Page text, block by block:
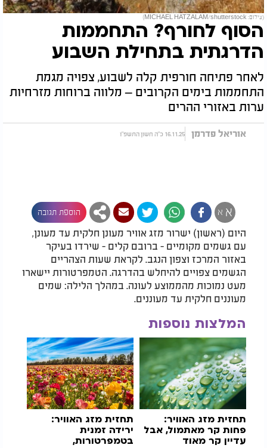
(צילום: MICHAEL HATZALAM/shutterstock)
הסוף לחורף? התחממות
הדרגתית בתחילת השבוע
לאחר פתיחה חורפית קלה לשבוע, צפויה מגמת
התחממות בימים הקרובים – מלווה ברוחות מזרחיות
ערות באזורי ההרים
אוריאל פדרמן 16.11.25 כ"ה חשון התשפ"ו
א א הוספת תגובה
היום (ראשון) ישרור מזג אוויר מעונן חלקית עד מעונן,
עם גשמים מקומיים - ברובם קלים - שירדו בעיקר
באזור המרכז וצפון הנגב. לקראת שעות הצהריים
הגשמים צפויים להיחלש בהדרגה. הטמפרטורות יישארו
מעט נמוכות מהממוצע לעונה. במהלך הלילה: שמים
מעוננים חלקית עד מעוננים.
המלצות נוספות
תחזית מזג האוויר:
פחות קר מאתמול, אבל
עדיין קר מאוד
תחזית מזג האוויר:
ירידה זמנית
בטמפרטורות,